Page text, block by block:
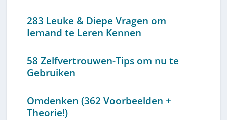
283 Leuke & Diepe Vragen om
Iemand te Leren Kennen
58 Zelfvertrouwen-Tips om nu te
Gebruiken
Omdenken (362 Voorbeelden +
Theorie!)